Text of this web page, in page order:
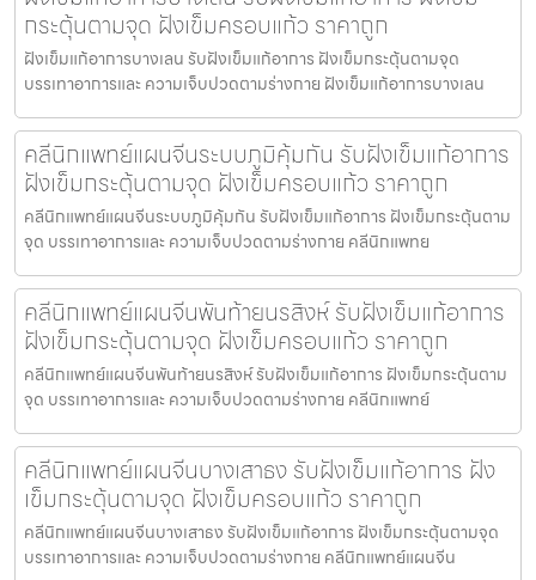
กระตุ้นตามจุด ฝังเข็มครอบแก้ว ราคาถูก
ฝังเข็มแก้อาการบางเลน รับฝังเข็มแก้อาการ ฝังเข็มกระตุ้นตามจุด
บรรเทาอาการและ ความเจ็บปวดตามร่างกาย ฝังเข็มแก้อาการบางเลน
คลีนิกแพทย์แผนจีนระบบภูมิคุ้มกัน รับฝังเข็มแก้อาการ
ฝังเข็มกระตุ้นตามจุด ฝังเข็มครอบแก้ว ราคาถูก
คลีนิกแพทย์แผนจีนระบบภูมิคุ้มกัน รับฝังเข็มแก้อาการ ฝังเข็มกระตุ้นตาม
จุด บรรเทาอาการและ ความเจ็บปวดตามร่างกาย คลีนิกแพทย
คลีนิกแพทย์แผนจีนพันท้ายนรสิงห์ รับฝังเข็มแก้อาการ
ฝังเข็มกระตุ้นตามจุด ฝังเข็มครอบแก้ว ราคาถูก
คลีนิกแพทย์แผนจีนพันท้ายนรสิงห์ รับฝังเข็มแก้อาการ ฝังเข็มกระตุ้นตาม
จุด บรรเทาอาการและ ความเจ็บปวดตามร่างกาย คลีนิกแพทย์
คลีนิกแพทย์แผนจีนบางเสาธง รับฝังเข็มแก้อาการ ฝัง
เข็มกระตุ้นตามจุด ฝังเข็มครอบแก้ว ราคาถูก
คลีนิกแพทย์แผนจีนบางเสาธง รับฝังเข็มแก้อาการ ฝังเข็มกระตุ้นตามจุด
บรรเทาอาการและ ความเจ็บปวดตามร่างกาย คลีนิกแพทย์แผนจีน